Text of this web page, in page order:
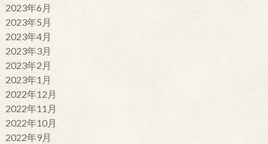
2023年6月
2023年5月
2023年4月
2023年3月
2023年2月
2023年1月
2022年12月
2022年11月
2022年10月
2022年9月